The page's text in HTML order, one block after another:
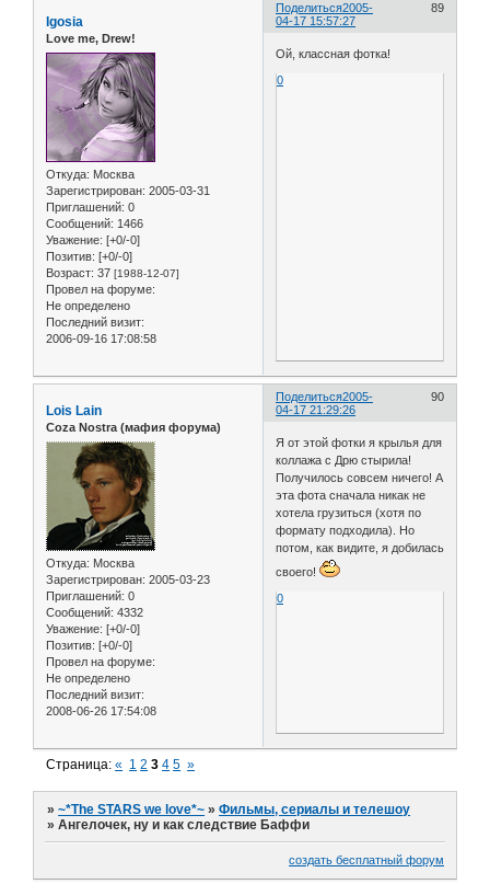
Поделиться 89
2005-
04-17 15:57:27
Igosia
Love me, Drew!
Откуда: Москва
Зарегистрирован: 2005-03-31
Приглашений: 0
Сообщений: 1466
Уважение: [+0/-0]
Позитив: [+0/-0]
Возраст: 37 [1988-12-07]
Провел на форуме:
Не определено
Последний визит:
2006-09-16 17:08:58
Ой, классная фотка!
0
Поделиться 90
2005-
04-17 21:29:26
Lois Lain
Coza Nostra (мафия форума)
Откуда: Москва
Зарегистрирован: 2005-03-23
Приглашений: 0
Сообщений: 4332
Уважение: [+0/-0]
Позитив: [+0/-0]
Провел на форуме:
Не определено
Последний визит:
2008-06-26 17:54:08
Я от этой фотки я крылья для
коллажа с Дрю стырила!
Получилось совсем ничего! А
эта фота сначала никак не
хотела грузиться (хотя по
формату подходила). Но
потом, как видите, я добилась
своего!
0
Страница:« 1 2 3 4 5 »
»~*The STARS we love*~ »Фильмы, сериалы и телешоу
»Ангелочек, ну и как следствие Баффи
создать бесплатный форум